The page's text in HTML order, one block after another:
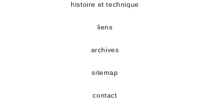
histoire et technique
liens
archives
sitemap
contact